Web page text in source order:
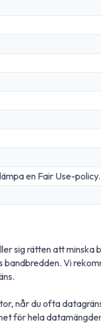
en Fair Use-policy.
rätten att minska
Vi
når du ofta
för hela